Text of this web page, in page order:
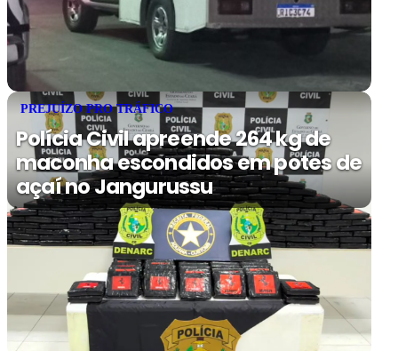
PREJUÍZO PRO TRÁFICO
Polícia Civil apreende 264 kg de
maconha escondidos em potes de
açaí no Jangurussu